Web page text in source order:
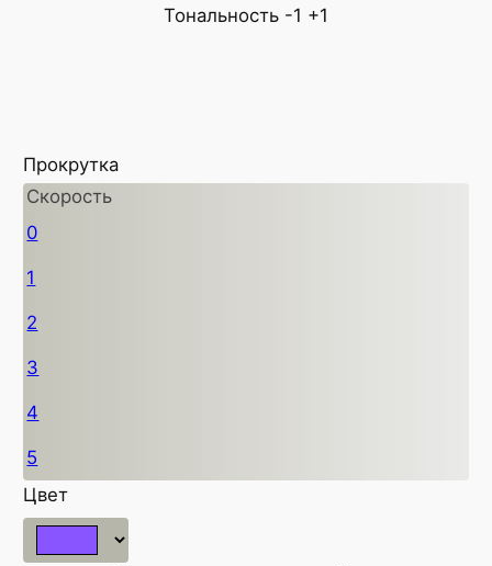
Тональность -1 +1
Прокрутка
Скорость
0
1
2
3
4
5
Цвет